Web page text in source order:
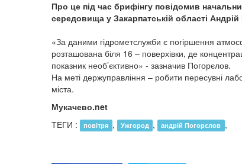
Про це під час брифінгу повідомив
середовища у Закарпатській області
«За даними гідрометслужби є погіршення
розташована біля 16 – поверхівки, де
показник необ’єктивно» - зазначив Погорєлов.
На меті держуправління – робити пересувні
міста.
Мукачево.net
ТЕГИ :
повітря , Ужгород , андрій Погорєлов ,